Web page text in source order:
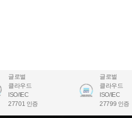
글로벌
클라우드
ISO/IEC
27701 인증
글로벌
클라우드
ISO/IEC
27799 인증